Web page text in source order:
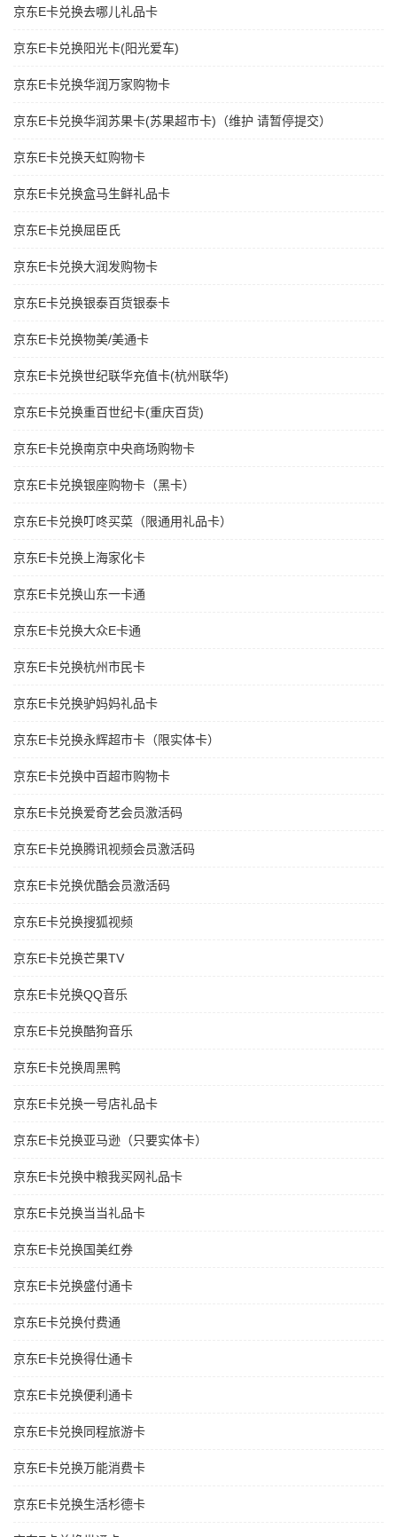
京东E卡兑换去哪儿礼品卡
京东E卡兑换阳光卡(阳光爱车)
京东E卡兑换华润万家购物卡
京东E卡兑换华润苏果卡(苏果超市卡)（维护 请暂停提交）
京东E卡兑换天虹购物卡
京东E卡兑换盒马生鲜礼品卡
京东E卡兑换屈臣氏
京东E卡兑换大润发购物卡
京东E卡兑换银泰百货银泰卡
京东E卡兑换物美/美通卡
京东E卡兑换世纪联华充值卡(杭州联华)
京东E卡兑换重百世纪卡(重庆百货)
京东E卡兑换南京中央商场购物卡
京东E卡兑换银座购物卡（黑卡）
京东E卡兑换叮咚买菜（限通用礼品卡）
京东E卡兑换上海家化卡
京东E卡兑换山东一卡通
京东E卡兑换大众E卡通
京东E卡兑换杭州市民卡
京东E卡兑换驴妈妈礼品卡
京东E卡兑换永辉超市卡（限实体卡）
京东E卡兑换中百超市购物卡
京东E卡兑换爱奇艺会员激活码
京东E卡兑换腾讯视频会员激活码
京东E卡兑换优酷会员激活码
京东E卡兑换搜狐视频
京东E卡兑换芒果TV
京东E卡兑换QQ音乐
京东E卡兑换酷狗音乐
京东E卡兑换周黑鸭
京东E卡兑换一号店礼品卡
京东E卡兑换亚马逊（只要实体卡）
京东E卡兑换中粮我买网礼品卡
京东E卡兑换当当礼品卡
京东E卡兑换国美红券
京东E卡兑换盛付通卡
京东E卡兑换付费通
京东E卡兑换得仕通卡
京东E卡兑换便利通卡
京东E卡兑换同程旅游卡
京东E卡兑换万能消费卡
京东E卡兑换生活杉德卡